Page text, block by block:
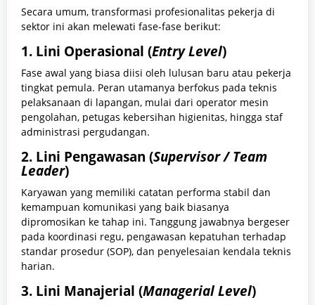
Secara umum, transformasi profesionalitas pekerja di
sektor ini akan melewati fase-fase berikut:
1. Lini Operasional (Entry Level)
Fase awal yang biasa diisi oleh lulusan baru atau pekerja
tingkat pemula. Peran utamanya berfokus pada teknis
pelaksanaan di lapangan, mulai dari operator mesin
pengolahan, petugas kebersihan higienitas, hingga staf
administrasi pergudangan.
2. Lini Pengawasan (Supervisor / Team
Leader)
Karyawan yang memiliki catatan performa stabil dan
kemampuan komunikasi yang baik biasanya
dipromosikan ke tahap ini. Tanggung jawabnya bergeser
pada koordinasi regu, pengawasan kepatuhan terhadap
standar prosedur (SOP), dan penyelesaian kendala teknis
harian.
3. Lini Manajerial (Managerial Level)